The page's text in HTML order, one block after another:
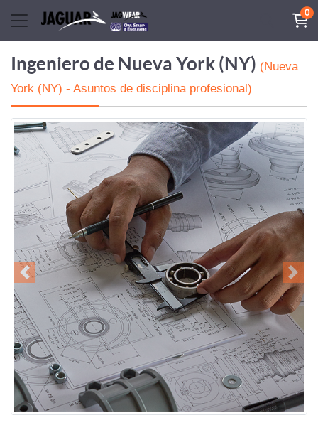
0
Ingeniero de Nueva York (NY) (Nueva
York (NY) - Asuntos de disciplina profesional)